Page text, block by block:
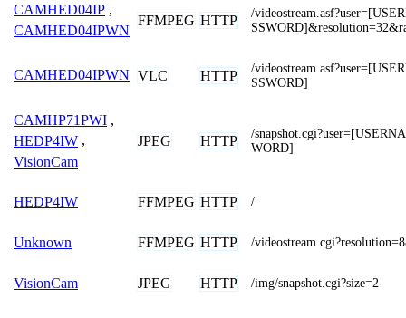
CAMHED04IP ,
CAMHED04IPWN
FFMPEG HTTP
/
CAMHED04IPWN VLC HTTP
/
SSWORD]
CAMHP71PWI ,
HEDP4IW ,
VisionCam
JPEG HTTP
/
WORD]
HEDP4IW FFMPEG HTTP /
Unknown FFMPEG HTTP /
VisionCam JPEG HTTP /img/snapshot.cgi?size=2